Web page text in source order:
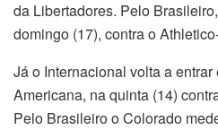
da Libertadores. Pelo
domingo (17), contra o
Já o Internacional volta a
Americana, na quinta (14)
Pelo Brasileiro o Colorado